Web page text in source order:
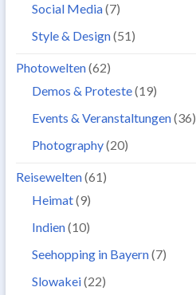
Social Media(7)
Style & Design(51)
Photowelten(62)
Demos & Proteste(19)
Events & Veranstaltungen(36)
Photography(20)
Reisewelten(61)
Heimat(9)
Indien(10)
Seehopping in Bayern(7)
Slowakei(22)